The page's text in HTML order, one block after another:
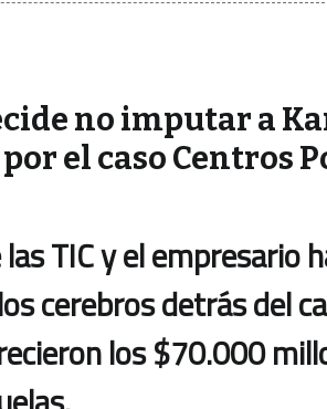
no imputar a
el caso Centros
TIC y el empresario
cerebros detrás del
los $70.000